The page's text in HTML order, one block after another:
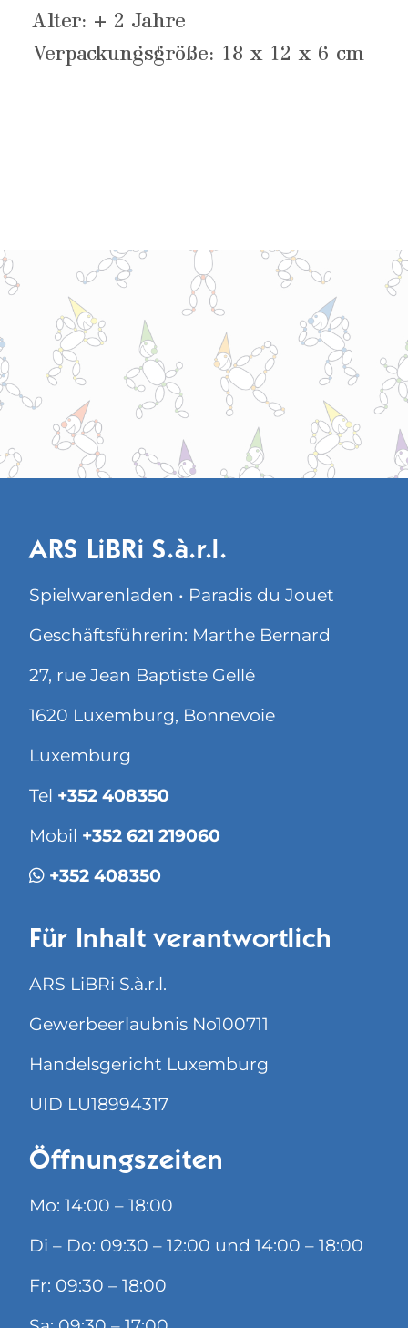
Alter: + 2 Jahre
Verpackungsgröße: 18 x 12 x 6 cm
ARS LiBRi S.à.r.l.
Spielwarenladen • Paradis du Jouet
Geschäftsführerin: Marthe Bernard
27, rue Jean Baptiste Gellé
1620 Luxemburg, Bonnevoie
Luxemburg
Tel +352 408350
Mobil +352 621 219060
+352 408350
Für Inhalt verantwortlich
ARS LiBRi S.à.r.l.
Gewerbeerlaubnis No100711
Handelsgericht Luxemburg
UID LU18994317
Öffnungszeiten
Mo: 14:00 – 18:00
Di – Do: 09:30 – 12:00 und 14:00 – 18:00
Fr: 09:30 – 18:00